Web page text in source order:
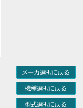
メーカ選択に戻る
機種選択に戻る
型式選択に戻る